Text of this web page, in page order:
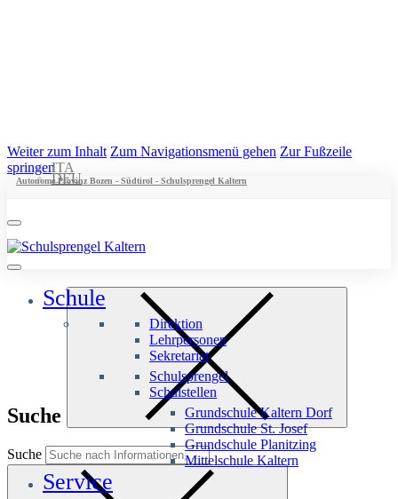
Weiter zum Inhalt Zum Navigationsmenü gehen Zur Fußzeile
springen
Autonome Provinz Bozen - Südtirol - Schulsprengel Kaltern
ITA
DEU
Schule
Direktion
Lehrpersonen
Sekretariat
Schulsprengel
Schulstellen
Grundschule Kaltern Dorf
Grundschule St. Josef
Grundschule Planitzing
Mittelschule Kaltern
Service
Suche
Suche